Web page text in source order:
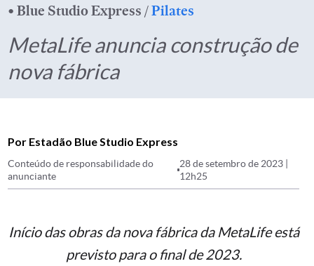
•Blue Studio Express/Pilates
MetaLife anuncia construção de
nova fábrica
Por Estadão Blue Studio Express
Conteúdo de responsabilidade do
anunciante
28 de setembro de 2023 |
12h25
Início das obras da nova fábrica da MetaLife está
previsto para o final de 2023.